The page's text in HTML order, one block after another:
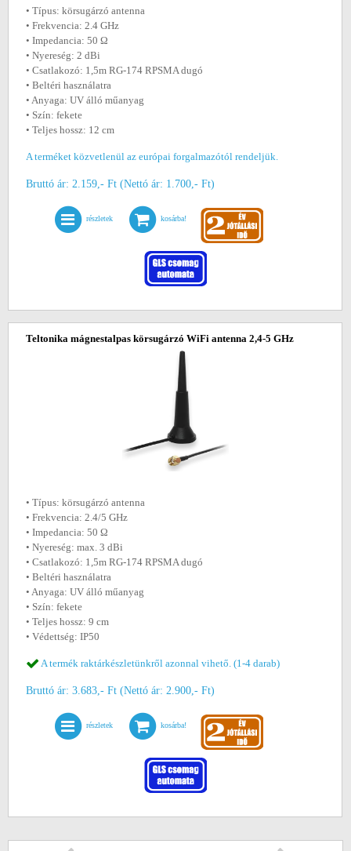
• Típus: körsugárzó antenna
• Frekvencia: 2.4 GHz
• Impedancia: 50 Ω
• Nyereség: 2 dBi
• Csatlakozó: 1,5m RG-174 RPSMA dugó
• Beltéri használatra
• Anyaga: UV álló műanyag
• Szín: fekete
• Teljes hossz: 12 cm
A terméket közvetlenül az európai forgalmazótól rendeljük.
Bruttó ár: 2.159,- Ft (Nettó ár: 1.700,- Ft)
részletek kosárba!
Teltonika mágnestalpas körsugárzó WiFi antenna 2,4-5 GHz
• Típus: körsugárzó antenna
• Frekvencia: 2.4/5 GHz
• Impedancia: 50 Ω
• Nyereség: max. 3 dBi
• Csatlakozó: 1,5m RG-174 RPSMA dugó
• Beltéri használatra
• Anyaga: UV álló műanyag
• Szín: fekete
• Teljes hossz: 9 cm
• Védettség: IP50
A termék raktárkészletünkről azonnal vihető. (1-4 darab)
Bruttó ár: 3.683,- Ft (Nettó ár: 2.900,- Ft)
részletek kosárba!